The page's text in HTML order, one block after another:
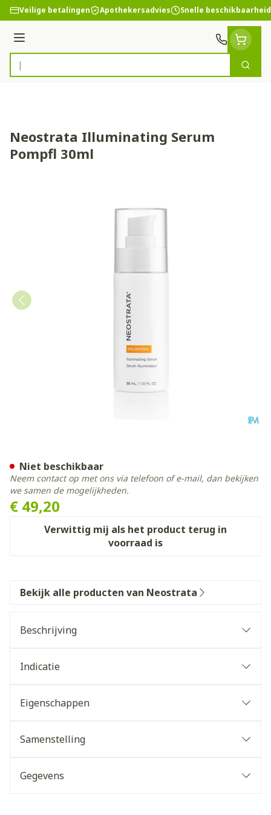
Ga naar de inhoud
Veilige betalingen Apothekersadvies Snelle beschikbaarheid
Menu
Product, merk, categorie...
Zoek
Neostrata Illuminating Serum
Pompfl 30ml
€ 49,20
Verwittig mij als het product terug in
voorraad is
Niet beschikbaar
Neem contact op met ons via telefoon of e-mail, dan bekijken
we samen de mogelijkheden.
Bekijk alle producten van Neostrata
Beschrijving
Indicatie
Eigenschappen
Samenstelling
Gegevens